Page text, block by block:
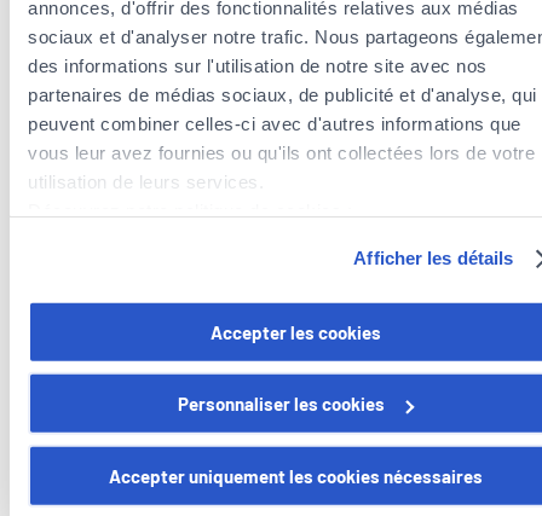
annonces, d'offrir des fonctionnalités relatives aux médias
sociaux et d'analyser notre trafic. Nous partageons
des informations sur l'utilisation de notre site avec nos
partenaires de médias sociaux, de publicité et d'analyse, qui
peuvent combiner celles-ci avec d'autres informations que
vous leur avez fournies ou qu'ils ont collectées lors de votre
utilisation de leurs services.
Vous avez la possibilité de retirer votre consentement à tout
moment en cliquant sur le lien "gestion des cookies" en bas
Certains de ces cookies sont strictement nécessaires au
fonctionnement du site. Notez que si vous désactivez des
cookies utilisés ici, il se peut que certaines fonctionnalités ou
Afficher les détails
Accepter les cookies
Personnaliser les cookies
Accepter uniquement les cookies nécessaires
Steueroptimierung
Wir analysieren Ihre Situation und beraten Sie
zu Steuerabzügen im Rahmen Ihrer
Versicherungsprämien.
Umfassende und flexible Lösungen, die an
Ihren Lebenszyklus angepasst sind.
Fahrzeugzulassung